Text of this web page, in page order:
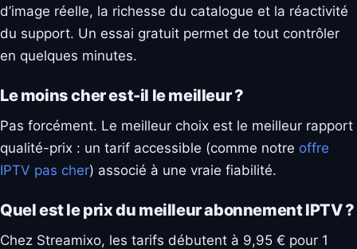
d’image réelle, la richesse du catalogue et la réactivité
du support. Un essai gratuit permet de tout contrôler
en quelques minutes.
Le moins cher est-il le meilleur ?
Pas forcément. Le meilleur choix est le meilleur rapport
qualité-prix : un tarif accessible (comme notre offre
IPTV pas cher) associé à une vraie fiabilité.
Quel est le prix du meilleur abonnement IPTV ?
Chez Streamixo, les tarifs débutent à 9,95 € pour 1